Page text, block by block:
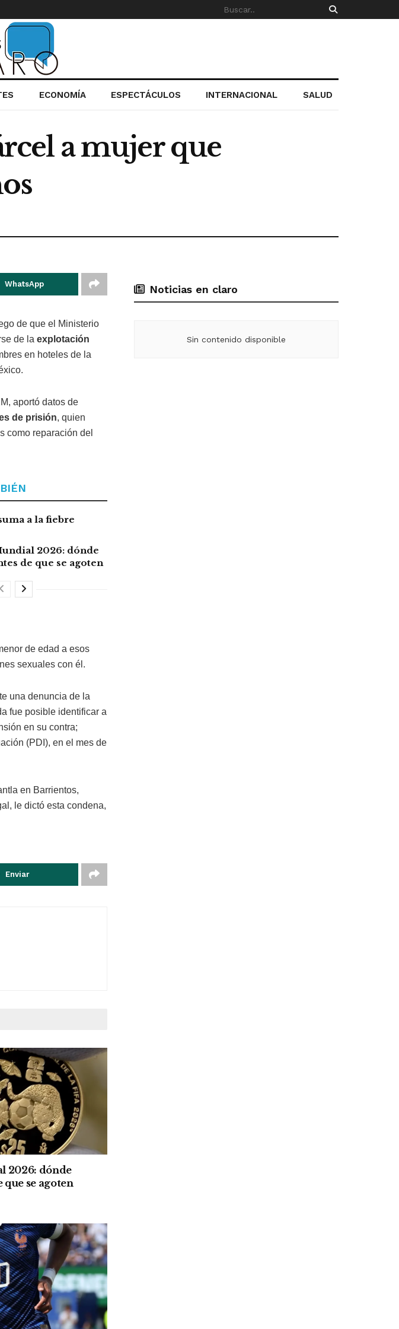
ECONOMÍA ESPECTÁCULOS INTERNACIONAL SALUD
a mujer que
WhatsApp
de que el Ministerio
de la explotación
en hoteles de la
aportó datos de
de prisión, quien
como reparación del
a la fiebre
2026: dónde
de que se agoten
de edad a esos
sexuales con él.
una denuncia de la
fue posible identificar a
en su contra;
(PDI), en el mes de
en Barrientos,
le dictó esta condena,
Enviar
2026: dónde
que se agoten
Noticias en claro
Sin contenido disponible